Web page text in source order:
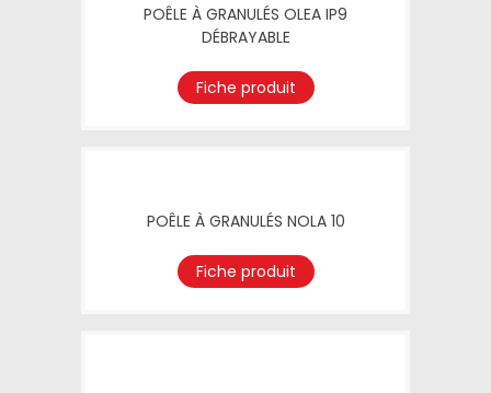
POÊLE À GRANULÉS OLEA IP9
DÉBRAYABLE
Fiche produit
POÊLE À GRANULÉS NOLA 10
Fiche produit